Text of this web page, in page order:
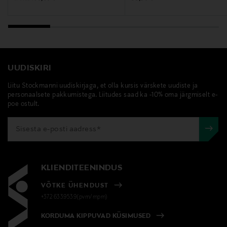
Valmistaja tootenumber
Tootja
Gianni Versace S.r.l.
Via Gesù 12, 20121 Milano, Italy
customerservice@versace.com
Märksõnad
Versace, habemeajamisjärgne palsam, nahahooldus,
meeste kosmeetika, habe
UUDISKIRI
Liitu Stockmanni uudiskirjaga, et olla kursis värskete uudiste ja
personaalsete pakkumistega. Liitudes saad ka -10% oma järgmiselt e-
poe ostult.
KLIENDITEENINDUS
VÕTKE ÜHENDUST
+372 6339539(pvm/mpm)
KORDUMA KIPPUVAD KÜSIMUSED